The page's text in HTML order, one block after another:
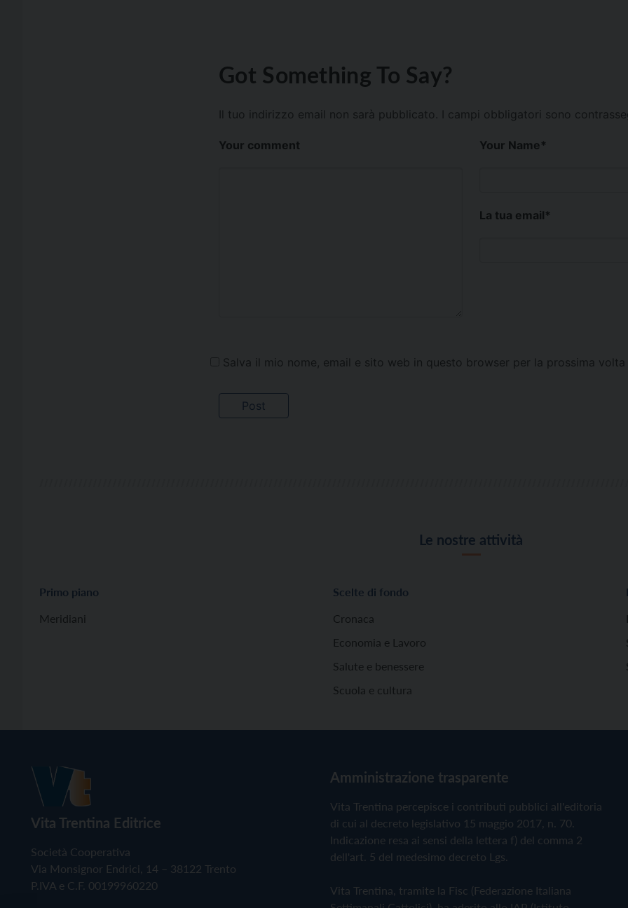
Got Something To Say?
Il tuo indirizzo email non sarà pubblicato. I campi obbligatori sono
Your comment Your Name*
La tua email*
Salva il mio nome, email e sito web in questo browser per la prossima
Le nostre attività
Primo piano
Meridiani
Scelte di fondo
Cronaca
Economia e Lavoro
Salute e benessere
Scuola e cultura
Vita Trentina Editrice
Società Cooperativa
Via Monsignor Endrici, 14 – 38122 Trento
P.IVA e C.F. 00199960220
Amministrazione trasparente
Vita Trentina percepisce i contributi pubblici all'editoria
di cui al decreto legislativo 15 maggio 2017, n. 70.
Indicazione resa ai sensi della lettera f) del comma 2
dell'art. 5 del medesimo decreto Lgs.
Vita Trentina, tramite la Fisc (Federazione Italiana